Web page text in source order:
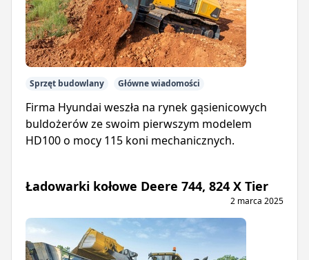
Sprzęt budowlany Główne wiadomości
Firma Hyundai weszła na rynek gąsienicowych
buldożerów ze swoim pierwszym modelem
HD100 o mocy 115 koni mechanicznych.
Ładowarki kołowe Deere 744, 824 X Tier
2 marca 2025